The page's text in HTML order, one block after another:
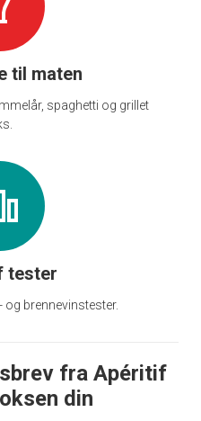
til maten
spaghetti og grillet
tester
og brennevinstester.
fra Apéritif
din